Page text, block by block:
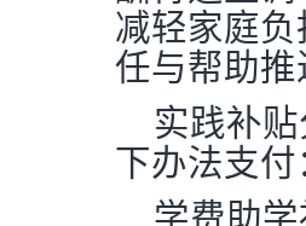
减轻家庭
任与帮助
实践补
下办法支付
学费助